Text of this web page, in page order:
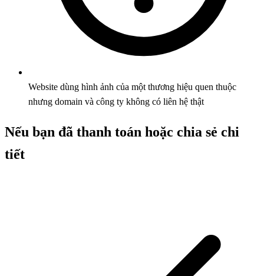
Website dùng hình ảnh của một thương hiệu quen thuộc
nhưng domain và công ty không có liên hệ thật
Nếu bạn đã thanh toán hoặc chia sẻ chi
tiết